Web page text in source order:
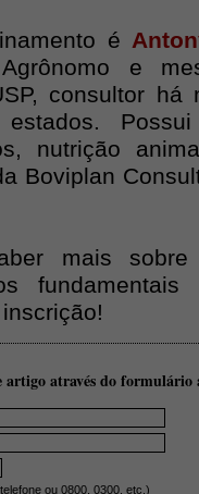
é
e
consultor
nutrição
Boviplan
mais
artigo através do formulário
ou 0800, 0300, etc.)